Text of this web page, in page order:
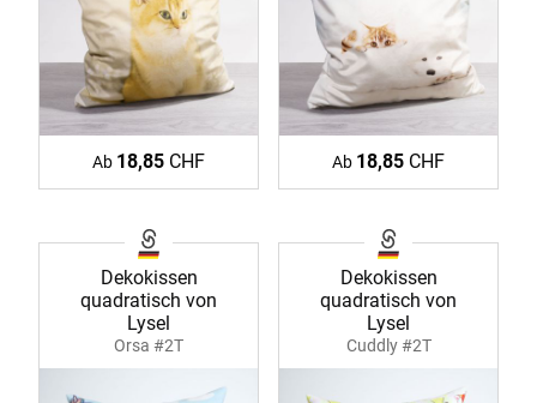
Ab 18,85 CHF Ab 18,85 CHF
Dekokissen
quadratisch von
Lysel
Orsa #2T
Dekokissen
quadratisch von
Lysel
Cuddly #2T